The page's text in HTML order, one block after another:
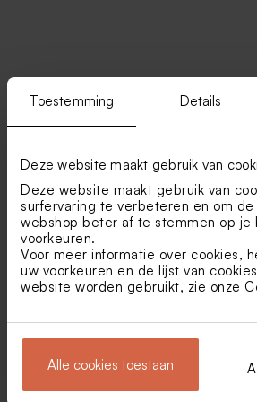
Toestemming Details
Deze website maakt gebruik van
Deze website maakt gebruik van
surfervaring te verbeteren en om
webshop beter af te stemmen op je
voorkeuren.
Voor meer informatie over cookies,
uw voorkeuren en de lijst van
website worden gebruikt, zie onze
Alle cookies toestaan
Glazen spray flesje met
Transparante doosjes rond
Vind je misschien ook leuk
een beertje